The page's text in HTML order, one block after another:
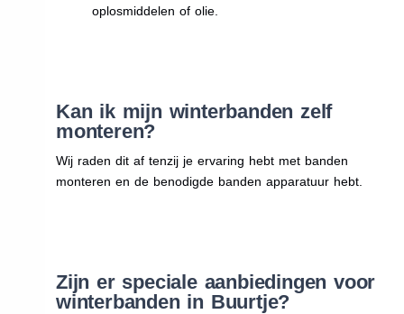
oplosmiddelen of olie.
Kan ik mijn winterbanden zelf
monteren?
Wij raden dit af tenzij je ervaring hebt met banden
monteren en de benodigde banden apparatuur hebt.
Zijn er speciale aanbiedingen voor
winterbanden in Buurtje?